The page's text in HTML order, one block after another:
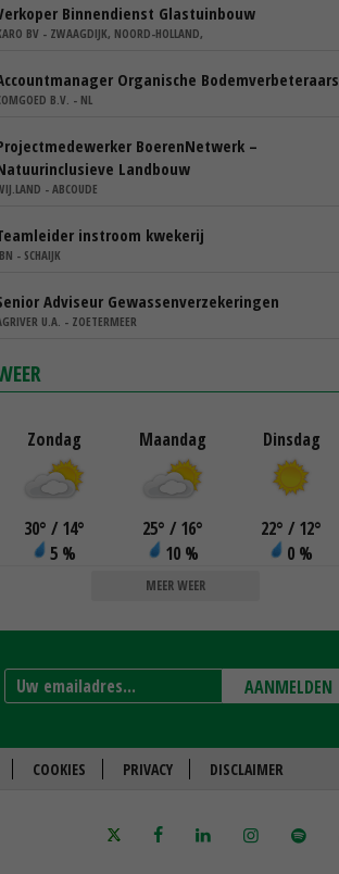
Binnendienst Glastuinbouw
BV - ZWAAGDIJK, NOORD-HOLLAND,
Organische Bodemverbeteraars
B.V. - NL
BoerenNetwerk –
Landbouw
- ABCOUDE
instroom kwekerij
- SCHAIJK
Adviseur Gewassenverzekeringen
U.A. - ZOETERMEER
Zondag
30° / 14°
5 %
Maandag
25° / 16°
10 %
Dinsdag
22° / 12°
0 %
MEER WEER
AANMELDEN
COOKIES PRIVACY DISCLAIMER